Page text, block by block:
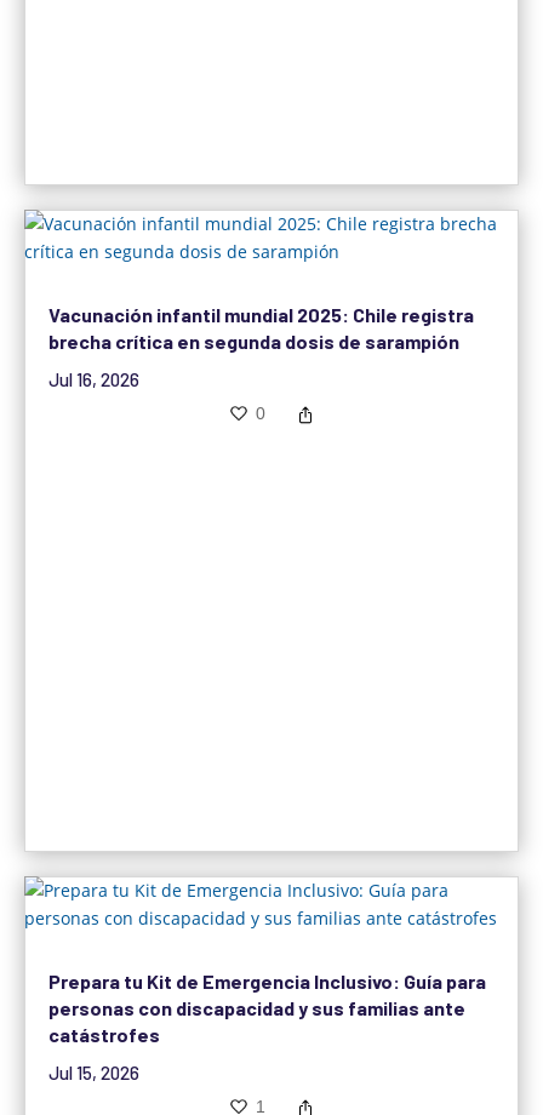
Vacunación infantil mundial 2025: Chile registra
brecha crítica en segunda dosis de sarampión
Jul 16, 2026
0
Prepara tu Kit de Emergencia Inclusivo: Guía para
personas con discapacidad y sus familias ante
catástrofes
Jul 15, 2026
1